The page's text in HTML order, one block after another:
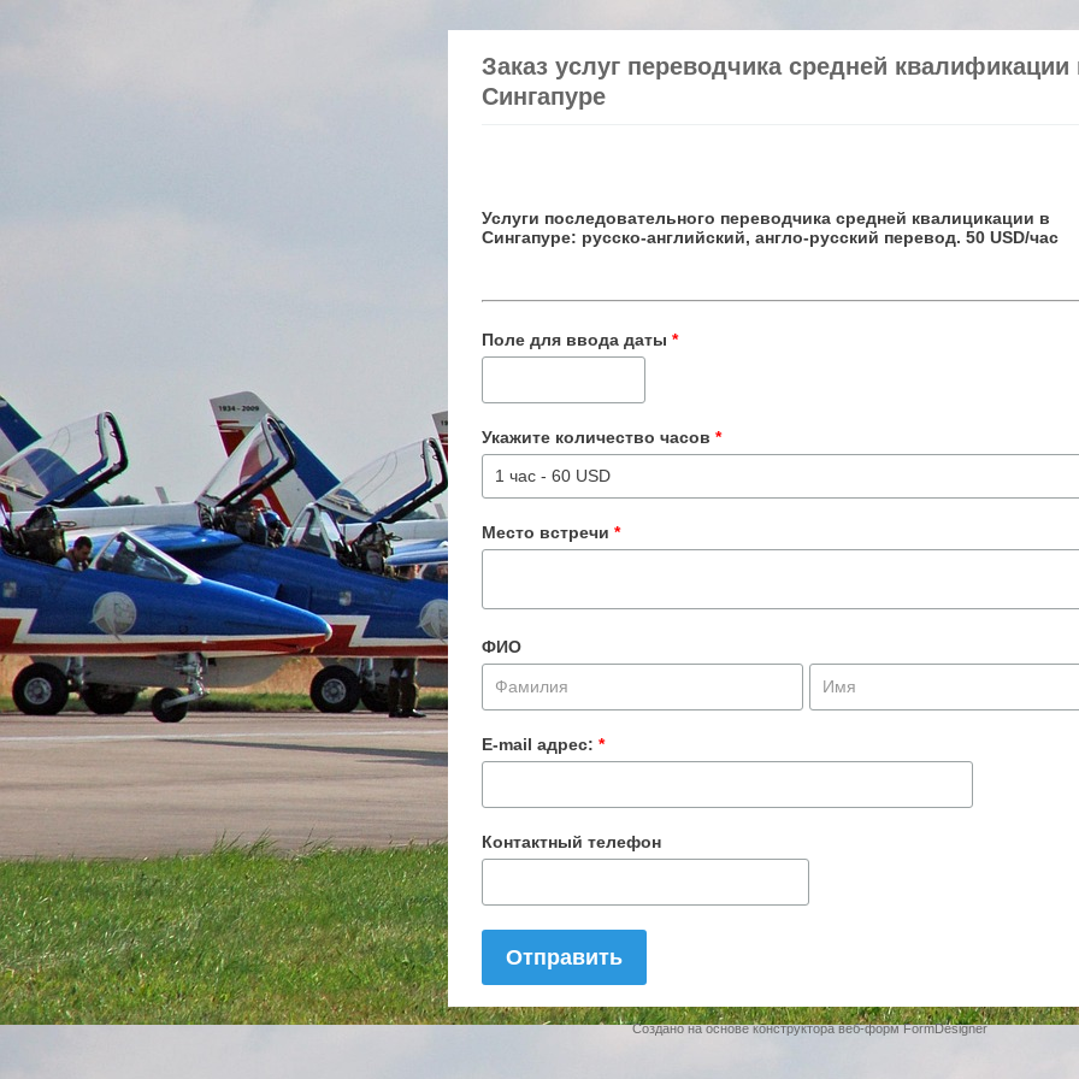
Заказ услуг переводчика средней квалификации
Сингапуре
Услуги последовательного переводчика средней квалицикации в
Сингапуре: русско-английский, англо-русский перевод. 50 USD/час
Поле для ввода даты *
Укажите количество часов *
Место встречи *
ФИО
E-mail адрес: *
Контактный телефон
Отправить
Создано на основе конструктора веб-формFormDesigner